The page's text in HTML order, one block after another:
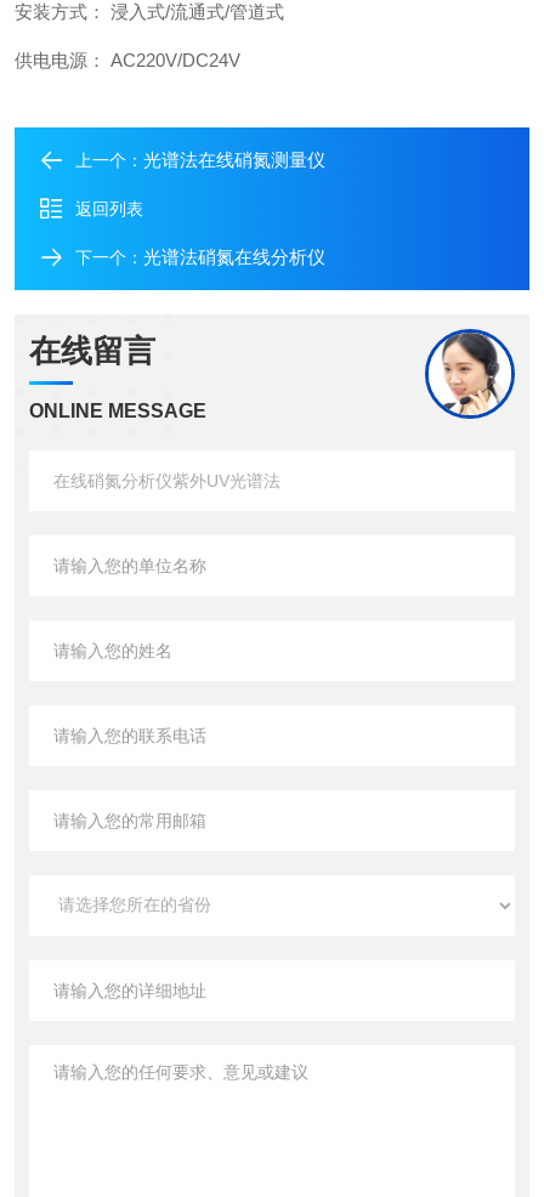
安装方式： 浸入式/流通式/管道式
供电电源： AC220V/DC24V
上一个： 光谱法在线硝氮测量仪
返回列表
下一个： 光谱法硝氮在线分析仪
在线留言
ONLINE MESSAGE